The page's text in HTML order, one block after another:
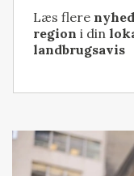
Læs flere
region i din
landbrugsavis